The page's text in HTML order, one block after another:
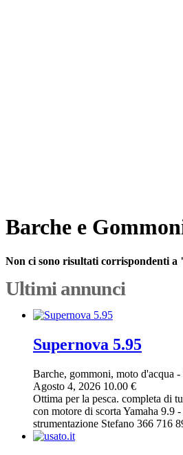
Barche e
Non ci sono risultati corrispondenti a
Ultimi annunci
Supernova 5.95
Barche, gommoni, moto d'acqua -
Agosto 4, 2026 10.00 €
Ottima per la pesca. completa di
con motore di scorta Yamaha 9.9
strumentazione Stefano 366 716